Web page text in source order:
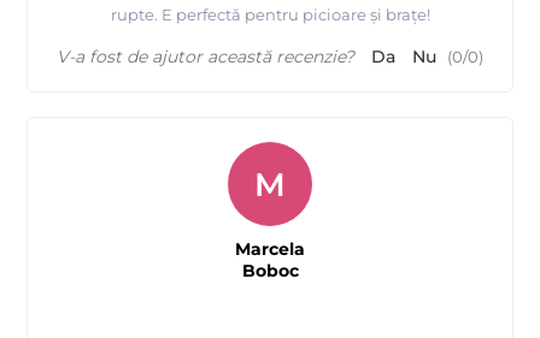
rupte. E perfectă pentru picioare și brațe!
V-a fost de ajutor această recenzie? Da Nu (0/0)
M
Marcela
Boboc